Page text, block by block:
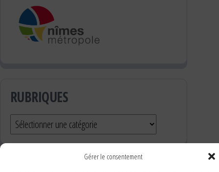
Gérer le consentement
RUBRIQUES